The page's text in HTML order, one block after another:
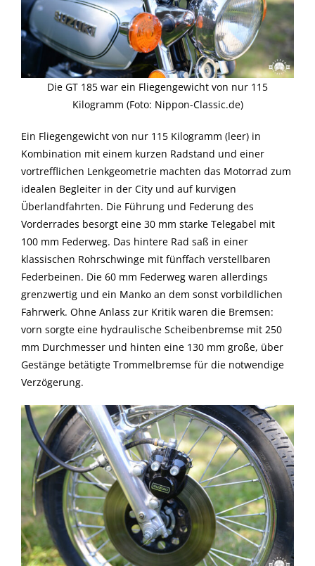
Die GT 185 war ein Fliegengewicht von nur 115
Kilogramm (Foto: Nippon-Classic.de)
Ein Fliegengewicht von nur 115 Kilogramm (leer) in
Kombination mit einem kurzen Radstand und einer
vortrefflichen Lenkgeometrie machten das Motorrad zum
idealen Begleiter in der City und auf kurvigen
Überlandfahrten. Die Führung und Federung des
Vorderrades besorgt eine 30 mm starke Telegabel mit
100 mm Federweg. Das hintere Rad saß in einer
klassischen Rohrschwinge mit fünffach verstellbaren
Federbeinen. Die 60 mm Federweg waren allerdings
grenzwertig und ein Manko an dem sonst vorbildlichen
Fahrwerk. Ohne Anlass zur Kritik waren die Bremsen:
vorn sorgte eine hydraulische Scheibenbremse mit 250
mm Durchmesser und hinten eine 130 mm große, über
Gestänge betätigte Trommelbremse für die notwendige
Verzögerung.